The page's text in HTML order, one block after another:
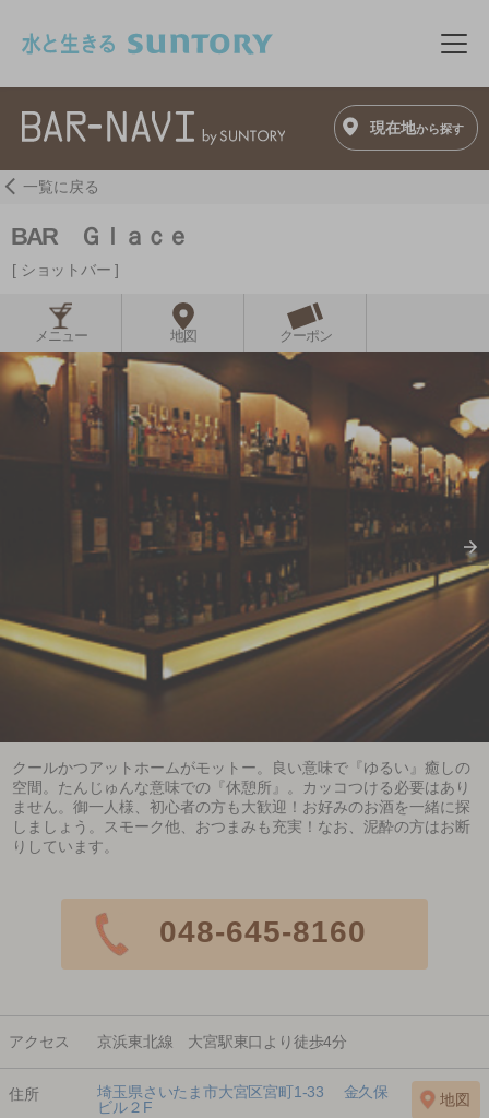
メ
現在地から探す
一覧に戻る
BAR Ｇｌａｃｅ
ショットバー
メニュー 地図 クーポン
クールかつアットホームがモットー。良い意味で『ゆるい』癒しの
空間。たんじゅんな意味での『休憩所』。カッコつける必要はあり
ません。御一人様、初心者の方も大歓迎！お好みのお酒を一緒に探
しましょう。スモーク他、おつまみも充実！なお、泥酔の方はお断
りしています。
048-645-8160
アクセス 京浜東北線 大宮駅東口より徒歩4分
住所
埼玉県さいたま市大宮区宮町1-33 金久保
ビル２F